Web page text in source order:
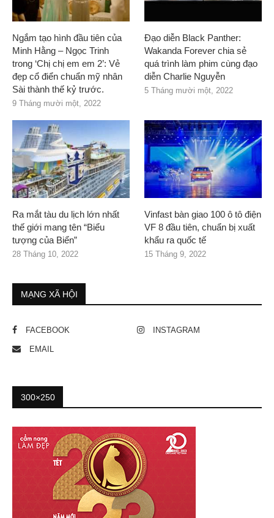
Ngắm tạo hình đầu tiên của
Minh Hằng – Ngọc Trinh
trong ‘Chị chị em em 2’: Vẻ
đẹp cổ điển chuẩn mỹ nhân
Sài thành thế kỷ trước.
9 Tháng mười một, 2022
Đạo diễn Black Panther:
Wakanda Forever chia sẻ
quá trình làm phim cùng đạo
diễn Charlie Nguyễn
5 Tháng mười một, 2022
Ra mắt tàu du lịch lớn nhất
thế giới mang tên “Biểu
tượng của Biển”
28 Tháng 10, 2022
Vinfast bàn giao 100 ô tô điện
VF 8 đầu tiên, chuẩn bị xuất
khẩu ra quốc tế
15 Tháng 9, 2022
MẠNG XÃ HỘI
FACEBOOK INSTAGRAM
EMAIL
300×250